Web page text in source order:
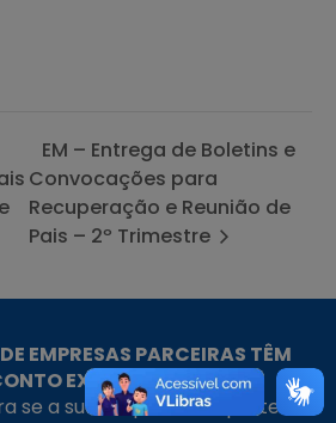
EM – Entrega de Boletins e
Convocações para
Recuperação e Reunião de
Pais – 2º Trimestre
EMPRESAS PARCEIRAS TÊM
EXCLUSIVO!
se a sua empresa faz parte da